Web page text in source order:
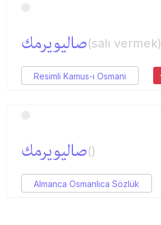
صالیویرمك(salı vermek)
Resimli Kamus-ı Osmani
صالیویرمك()
Almanca Osmanlıca Sözlük